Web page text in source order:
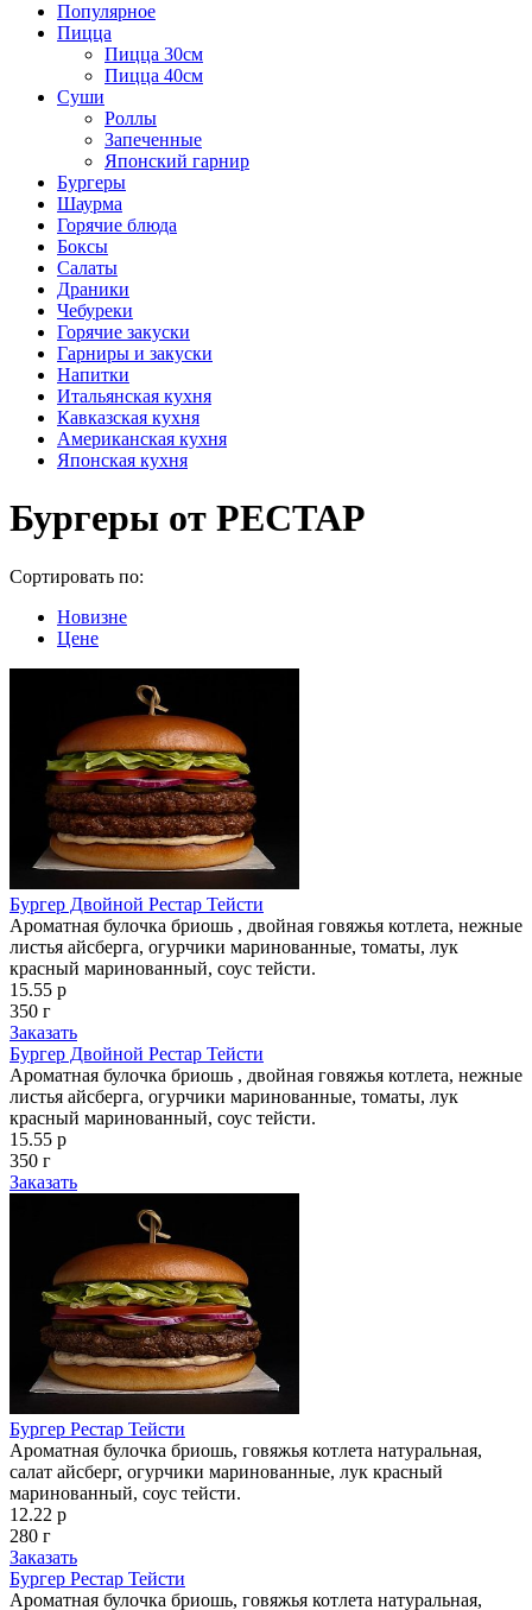
Популярное
Пицца
Пицца 30см
Пицца 40см
Суши
Роллы
Запеченные
Японский гарнир
Бургеры
Шаурма
Горячие блюда
Боксы
Салаты
Драники
Чебуреки
Горячие закуски
Гарниры и закуски
Напитки
Итальянская кухня
Кавказская кухня
Американская кухня
Японская кухня
Бургеры от РЕСТАР
Сортировать по:
Новизне
Цене
Бургер Двойной Рестар Тейсти
Ароматная булочка бриошь , двойная говяжья котлета, нежные
листья айсберга, огурчики маринованные, томаты, лук
красный маринованный, соус тейсти.
15.55 р
350 г
Заказать
Бургер Двойной Рестар Тейсти
Ароматная булочка бриошь , двойная говяжья котлета, нежные
листья айсберга, огурчики маринованные, томаты, лук
красный маринованный, соус тейсти.
15.55 р
350 г
Заказать
Бургер Рестар Тейсти
Ароматная булочка бриошь, говяжья котлета натуральная,
салат айсберг, огурчики маринованные, лук красный
маринованный, соус тейсти.
12.22 р
280 г
Заказать
Бургер Рестар Тейсти
Ароматная булочка бриошь, говяжья котлета натуральная,